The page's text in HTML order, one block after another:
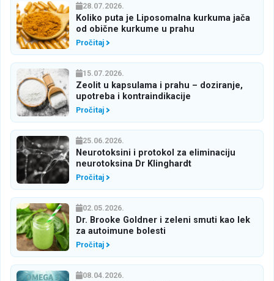
28.07.2026.
Koliko puta je Liposomalna kurkuma jača
od obične kurkume u prahu
Pročitaj
15.07.2026.
Zeolit u kapsulama i prahu – doziranje,
upotreba i kontraindikacije
Pročitaj
25.06.2026.
Neurotoksini i protokol za eliminaciju
neurotoksina Dr Klinghardt
Pročitaj
02.05.2026.
Dr. Brooke Goldner i zeleni smuti kao lek
za autoimune bolesti
Pročitaj
08.04.2026.